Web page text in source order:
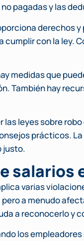
pagadas y las
derechos
cumplir con la ley.
medidas que
También hay
las leyes sobre
prácticos.
justo.
salarios
varias
a menudo
a reconocerlo y
los